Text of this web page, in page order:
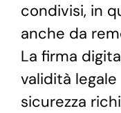
condivisi, in
anche da
La firma
validità
sicurezza